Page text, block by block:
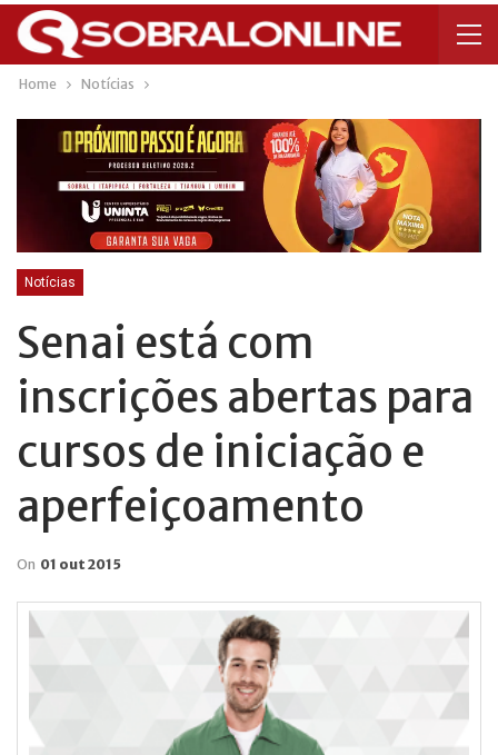
Home Notícias
Notícias
Senai está com
inscrições abertas para
cursos de iniciação e
aperfeiçoamento
On 01 out 2015